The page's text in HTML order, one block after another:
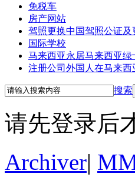
免税车
房产网站
驾照更换中国驾照公证及
国际学校
马来西亚永居马来西亚绿
注册公司 外国人在马来西
搜索
请先登录后
Archiver|